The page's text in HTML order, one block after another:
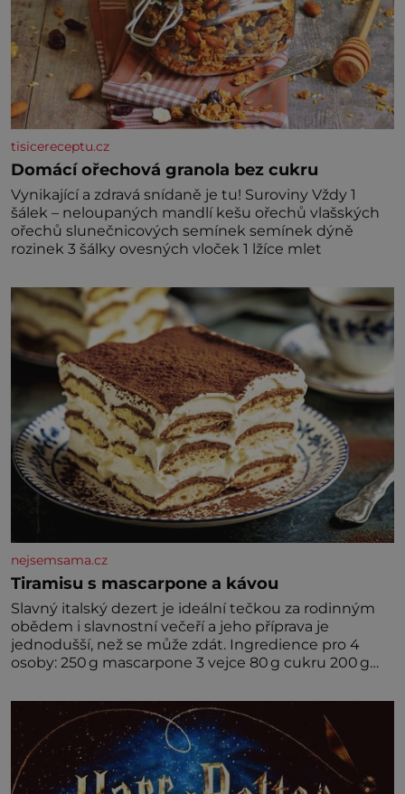
tisicereceptu.cz
Domácí ořechová granola bez cukru
Vynikající a zdravá snídaně je tu! Suroviny Vždy 1
šálek – neloupaných mandlí kešu ořechů vlašských
ořechů slunečnicových semínek semínek dýně
rozinek 3 šálky ovesných vloček 1 lžíce mlet
nejsemsama.cz
Tiramisu s mascarpone a kávou
Slavný italský dezert je ideální tečkou za rodinným
obědem i slavnostní večeří a jeho příprava je
jednodušší, než se může zdát. Ingredience pro 4
osoby: 250 g mascarpone 3 vejce 80 g cukru 200 g
amaretta kakao na posypání Postup: Oddělte
žloutky od bílků. Žloutky vyšlehejte s cukrem do
světlé pěny a postupně do nich vmíchejte
mascarpone, aby vznikl hladký